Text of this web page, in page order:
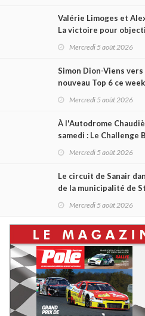
Valérie Limoges et
La victoire pour
dans trois séries
Mercredi 5 août 2026
Simon Dion-Viens vers
nouveau Top 6 ce
GP3R, en série
Mercredi 5 août 2026
À l'Autodrome
samedi : Le Challenge
200 pourrait
Mercredi 5 août 2026
Le circuit de Sanair
de la municipalité de
être rayé de la carte !
Mercredi 5 août 2026